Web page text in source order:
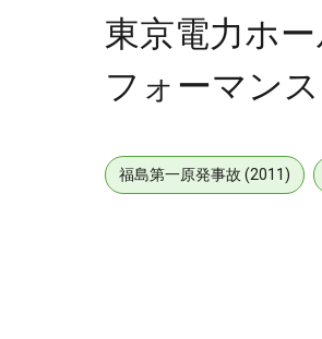
東京電力ホ
フォーマン
福島第一原発事故 (2011)